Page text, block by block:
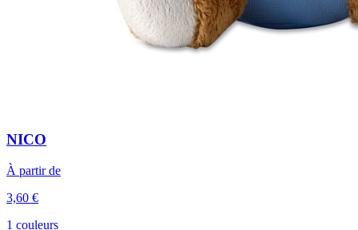
NICO
À partir de
3,60 €
1 couleurs